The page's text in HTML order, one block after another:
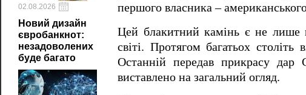
02.08.2026
Новий дизайн
євробанкнот:
незадоволених
буде багато
першого власника –
Цей блакитний камінь є не
світі. Протягом багатьох століть
Останній передав прикрасу дар
виставлено на загальний огляд.